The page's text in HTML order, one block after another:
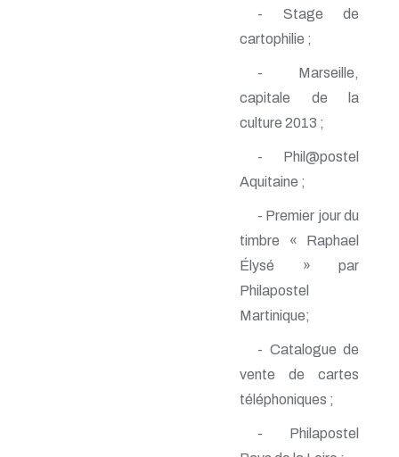
- Stage de
cartophilie ;
- Marseille,
capitale de la
culture 2013 ;
- Phil@postel
Aquitaine ;
- Premier jour du
timbre « Raphael
Élysé » par
Philapostel
Martinique;
- Catalogue de
vente de cartes
téléphoniques ;
- Philapostel